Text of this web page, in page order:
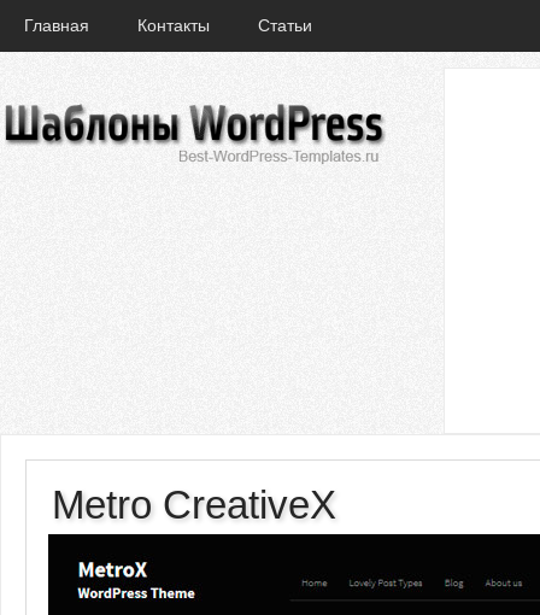
Главная Контакты Статьи
Metro CreativeX